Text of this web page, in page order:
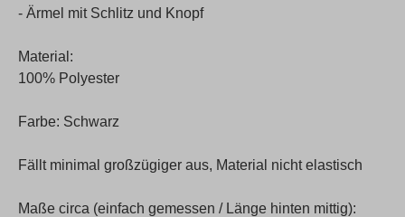
- Ärmel mit Schlitz und Knopf
Material:
100% Polyester
Farbe: Schwarz
Fällt minimal großzügiger aus, Material nicht elastisch
Maße circa (einfach gemessen / Länge hinten mittig):